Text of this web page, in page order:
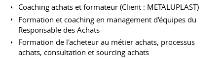
Coaching achats et formateur (Client : METALUPLAST)
Formation et coaching en management d'équipes du
Responsable des Achats
Formation de l'acheteur au métier achats, processus
achats, consultation et sourcing achats